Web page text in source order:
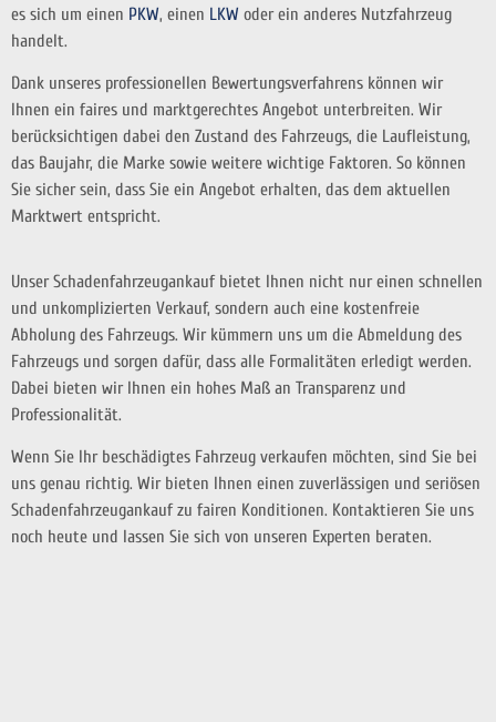
es sich um einen PKW, einen LKW oder ein anderes Nutzfahrzeug
handelt.
Dank unseres professionellen Bewertungsverfahrens können wir
Ihnen ein faires und marktgerechtes Angebot unterbreiten. Wir
berücksichtigen dabei den Zustand des Fahrzeugs, die Laufleistung,
das Baujahr, die Marke sowie weitere wichtige Faktoren. So können
Sie sicher sein, dass Sie ein Angebot erhalten, das dem aktuellen
Marktwert entspricht.
Unser Schadenfahrzeugankauf bietet Ihnen nicht nur einen schnellen
und unkomplizierten Verkauf, sondern auch eine kostenfreie
Abholung des Fahrzeugs. Wir kümmern uns um die Abmeldung des
Fahrzeugs und sorgen dafür, dass alle Formalitäten erledigt werden.
Dabei bieten wir Ihnen ein hohes Maß an Transparenz und
Professionalität.
Wenn Sie Ihr beschädigtes Fahrzeug verkaufen möchten, sind Sie bei
uns genau richtig. Wir bieten Ihnen einen zuverlässigen und seriösen
Schadenfahrzeugankauf zu fairen Konditionen. Kontaktieren Sie uns
noch heute und lassen Sie sich von unseren Experten beraten.